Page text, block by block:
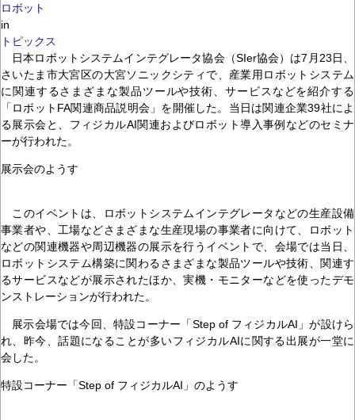
ロボット
in
トピックス
日本ロボットシステムインテグレータ協会（SIer協会）は7月23日、
さいたま市大宮区の大宮ソニックシティで、産業用ロボットシステム
に関連するさまざまな製品ツールや技術、サービスなどを紹介する
「ロボットFA関連商品説明会」を開催した。当日は関連企業39社によ
る展示会と、フィジカルAI関連およびロボット導入事例などのセミナ
ーが行われた。
展示会のようす
このイベントは、ロボットシステムインテグレータなどの生産設備
事業者や、工場などさまざまな生産現場の事業者に向けて、ロボット
などの関連機器や周辺機器の展示を行うイベントで、会場では当日、
ロボットシステム構築に関わるさまざまな製品ツールや技術、関連す
るサービスなどが展示されたほか、実機・モニターなどを使ったデモ
ンストレーションが行われた。
展示会場では今回、特設コーナー「Step of フィジカルAI」が設けら
れ、昨今、話題になることが多いフィジカルAIに関する出展が一堂に
会した。
特設コーナー「Step of フィジカルAI」のようす